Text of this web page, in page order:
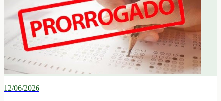
12/06/2026